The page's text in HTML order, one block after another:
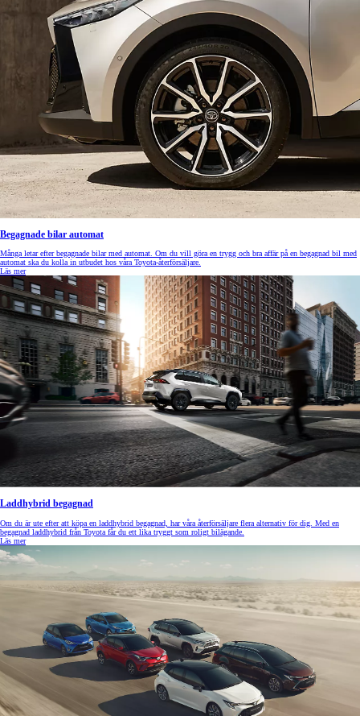
Begagnade bilar automat
Många letar efter begagnade bilar med automat. Om du vill göra en trygg och bra affär på en begagnad bil med
automat ska du kolla in utbudet hos våra Toyota-återförsäljare.
Läs mer
Laddhybrid begagnad
Om du är ute efter att köpa en laddhybrid begagnad, har våra återförsäljare flera alternativ för dig. Med en
begagnad laddhybrid från Toyota får du ett lika tryggt som roligt bilägande.
Läs mer